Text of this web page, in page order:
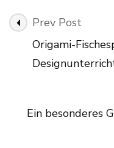
Post
Navigation
Prev Post
Origami-
Ein besonderes